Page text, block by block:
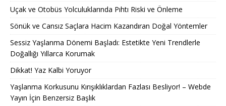
Uçak ve Otobüs Yolculuklarında Pıhtı Riski ve Önleme
Sönük ve Cansız Saçlara Hacim Kazandıran Doğal Yöntemler
Sessiz Yaşlanma Dönemi Başladı: Estetikte Yeni Trendlerle
Doğallığı Yıllarca Korumak
Dikkat! Yaz Kalbi Yoruyor
Yaşlanma Korkusunu Kırışıklıklardan Fazlası Besliyor! – Webde
Yayın İçin Benzersiz Başlık